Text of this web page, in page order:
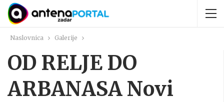
Naslovnica Galerije
OD RELJE DO
ARBANASA Novi